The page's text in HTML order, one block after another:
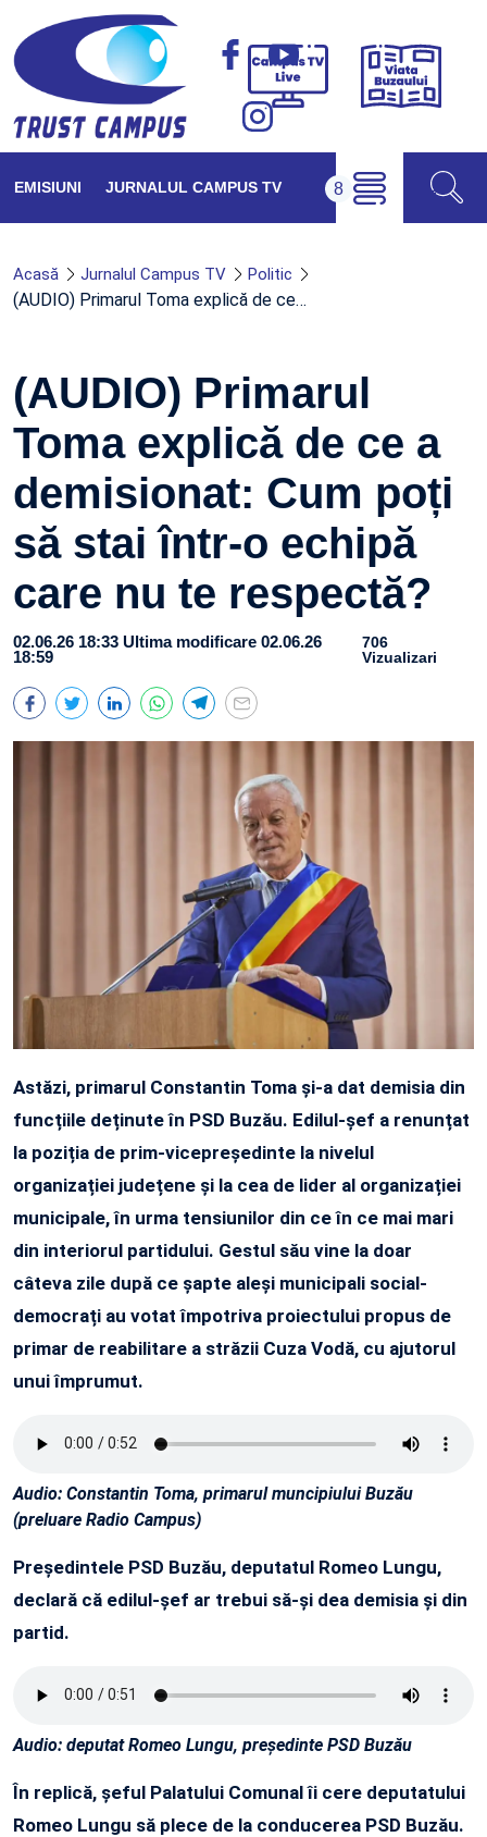
Campus
Viața
EMISIUNI JURNALUL CAMPUS TV
Acasă Jurnalul Campus TV Politic
(AUDIO) Primarul Toma explică de ce…
(AUDIO) Primarul
Toma explică de ce a
demisionat: Cum poți
să stai într-o echipă
care nu te respectă?
02.06.26 18:33 Ultima modificare 02.06.26
18:59
706
Vizualizari
Astăzi, primarul Constantin Toma și-a dat demisia din
funcțiile deținute în PSD Buzău. Edilul-șef a renunțat
la poziția de prim-vicepreședinte la nivelul
organizației județene și la cea de lider al organizației
municipale, în urma tensiunilor din ce în ce mai mari
din interiorul partidului. Gestul său vine la doar
câteva zile după ce șapte aleși municipali social-
democrați au votat împotriva proiectului propus de
primar de reabilitare a străzii Cuza Vodă, cu ajutorul
unui împrumut.
Audio: Constantin Toma, primarul muncipiului Buzău
(preluare Radio Campus)
Președintele PSD Buzău, deputatul Romeo Lungu,
declară că edilul-șef ar trebui să-și dea demisia și din
partid.
Audio: deputat Romeo Lungu, președinte PSD Buzău
În replică, șeful Palatului Comunal îi cere deputatului
Romeo Lungu să plece de la conducerea PSD Buzău.